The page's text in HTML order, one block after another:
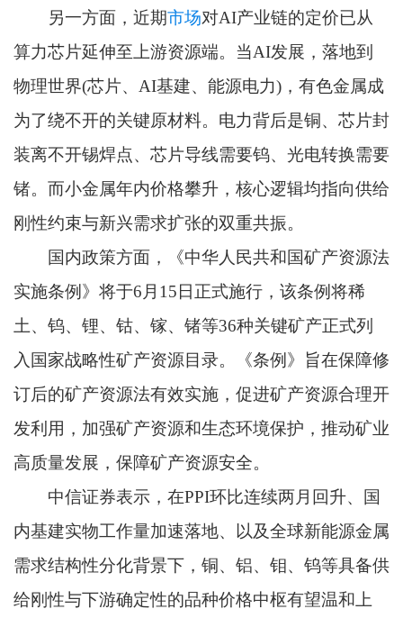
另一方面，近期市场对AI产业链的定价已从
算力芯片延伸至上游资源端。当AI发展，落地到
物理世界(芯片、AI基建、能源电力)，有色金属成
为了绕不开的关键原材料。电力背后是铜、芯片封
装离不开锡焊点、芯片导线需要钨、光电转换需要
锗。而小金属年内价格攀升，核心逻辑均指向供给
刚性约束与新兴需求扩张的双重共振。
国内政策方面，《中华人民共和国矿产资源法
实施条例》将于6月15日正式施行，该条例将稀
土、钨、锂、钴、镓、锗等36种关键矿产正式列
入国家战略性矿产资源目录。《条例》旨在保障修
订后的矿产资源法有效实施，促进矿产资源合理开
发利用，加强矿产资源和生态环境保护，推动矿业
高质量发展，保障矿产资源安全。
中信证券表示，在PPI环比连续两月回升、国
内基建实物工作量加速落地、以及全球新能源金属
需求结构性分化背景下，铜、铝、钼、钨等具备供
给刚性与下游确定性的品种价格中枢有望温和上